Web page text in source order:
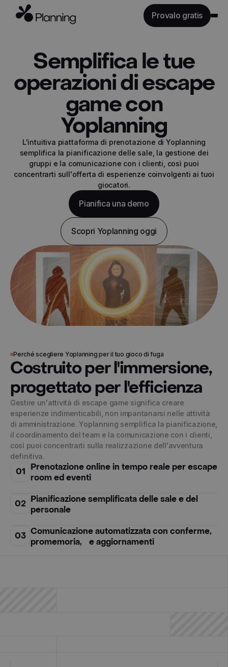
Provalo gratis
Caratteristiche
Industrie
Tariffe
Risorse
Accedi
© 2024 Yoplanning
Semplifica le tue
operazioni di escape
game con
Yoplanning
L'intuitiva piattaforma di prenotazione di Yoplanning
semplifica la pianificazione delle sale, la gestione dei
gruppi e la comunicazione con i clienti, così puoi
concentrarti sull'offerta di esperienze coinvolgenti ai tuoi
giocatori.
Pianifica una demo
Scopri Yoplanning oggi
Perché scegliere Yoplanning per il tuo gioco di fuga
Costruito per l'immersione,
progettato per l'efficienza
Gestire un'attività di escape game significa creare
esperienze indimenticabili, non impantanarsi nelle attività
di amministrazione. Yoplanning semplifica la pianificazione,
il coordinamento del team e la comunicazione con i clienti,
così puoi concentrarti sulla realizzazione dell'avventura
definitiva.
01 Prenotazione online in tempo reale per escape
room ed eventi
02 Pianificazione semplificata delle sale e del
personale
03 Comunicazione automatizzata con conferme,
promemoria, e aggiornamenti